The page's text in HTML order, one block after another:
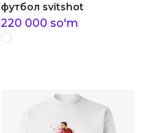
футбол svitshot
220 000 so'm